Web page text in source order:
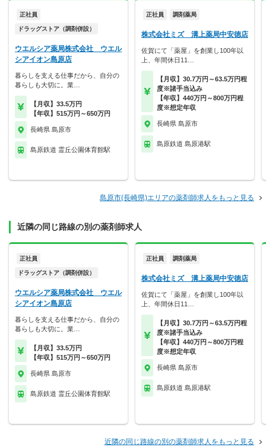
正社員
ドラッグストア（調剤併設）
ウエルシア薬局株式会社 ウエル
シアイオン島原店
暮らしを支える仕事だから、自分の
暮らしも大切に。業…
【月収】33.5万円
【年収】515万円～650万円
長崎県 島原市
島原鉄道 霊丘公園体育館駅
正社員 調剤薬局
株式会社ミズ 溝上薬局中安徳店
佐賀にて「薬屋」を創業し100年以
上、年間休日11…
【月収】30.7万円～63.5万円程
度※諸手当込み
【年収】440万円～800万円程
度※想定年収
長崎県 島原市
島原鉄道 島原港駅
島原市(長崎県)エリアの薬剤師求人をもっと見る
近隣の同じ路線の別の薬剤師求人
正社員
ドラッグストア（調剤併設）
ウエルシア薬局株式会社 ウエル
シアイオン島原店
暮らしを支える仕事だから、自分の
暮らしも大切に。業…
【月収】33.5万円
【年収】515万円～650万円
長崎県 島原市
島原鉄道 霊丘公園体育館駅
正社員 調剤薬局
株式会社ミズ 溝上薬局中安徳店
佐賀にて「薬屋」を創業し100年以
上、年間休日11…
【月収】30.7万円～63.5万円程
度※諸手当込み
【年収】440万円～800万円程
度※想定年収
長崎県 島原市
島原鉄道 島原港駅
近隣の同じ路線の別の薬剤師求人をもっと見る